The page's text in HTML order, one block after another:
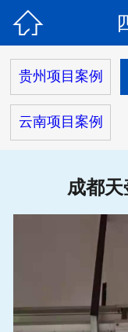

贵州项目案例
云南项目案例
成都